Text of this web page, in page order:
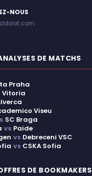
NOUS
DE MATCHS
Praha
Vitoria
Viseu
SC Braga
vs Paide
vs Debreceni VSC
vs CSKA Sofia
DE BOOKMAKERS